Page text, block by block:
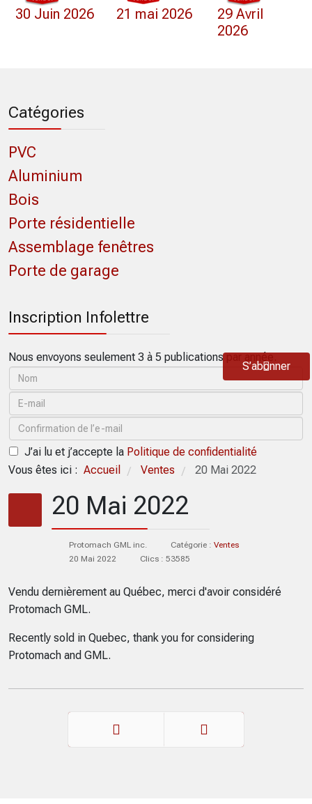
30 Juin 2026 21 mai 2026
29 Avril
2026
Catégories
PVC
Aluminium
Bois
Porte résidentielle
Assemblage fenêtres
Porte de garage
Inscription Infolettre
Nous envoyons seulement 3 à 5 publications par année.
J’ai lu et j’accepte la Politique de confidentialité
S’abonner
Vous êtes ici : Accueil / Ventes / 20 Mai 2022
20 Mai 2022
Protomach GML inc. Catégorie : Ventes
20 Mai 2022
Clics : 53585
Vendu dernièrement au Québec, merci d'avoir considéré
Protomach GML.
Recently sold in Quebec, thank you for considering
Protomach and GML.